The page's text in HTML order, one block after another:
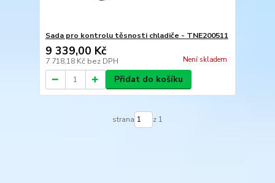
Sada pro kontrolu těsnosti chladiče - TNE200511
9 339,00 Kč
7 718,18 Kč bez DPH Není skladem
Přidat do košíku
strana z 1